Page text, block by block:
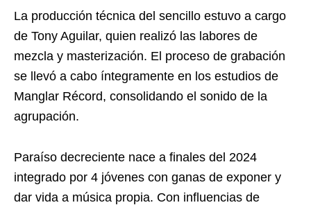
La producción técnica del sencillo estuvo a cargo
de Tony Aguilar, quien realizó las labores de
mezcla y masterización. El proceso de grabación
se llevó a cabo íntegramente en los estudios de
Manglar Récord, consolidando el sonido de la
agrupación.
Paraíso decreciente nace a finales del 2024
integrado por 4 jóvenes con ganas de exponer y
dar vida a música propia. Con influencias de